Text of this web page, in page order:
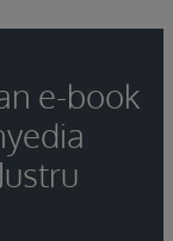
e-book